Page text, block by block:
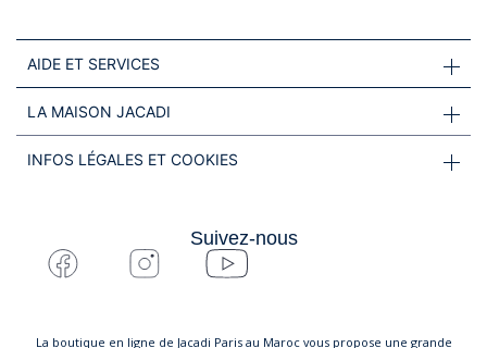
AIDE ET SERVICES
LA MAISON JACADI
INFOS LÉGALES ET COOKIES
Suivez-nous
La boutique en ligne de Jacadi Paris au Maroc vous propose une grande